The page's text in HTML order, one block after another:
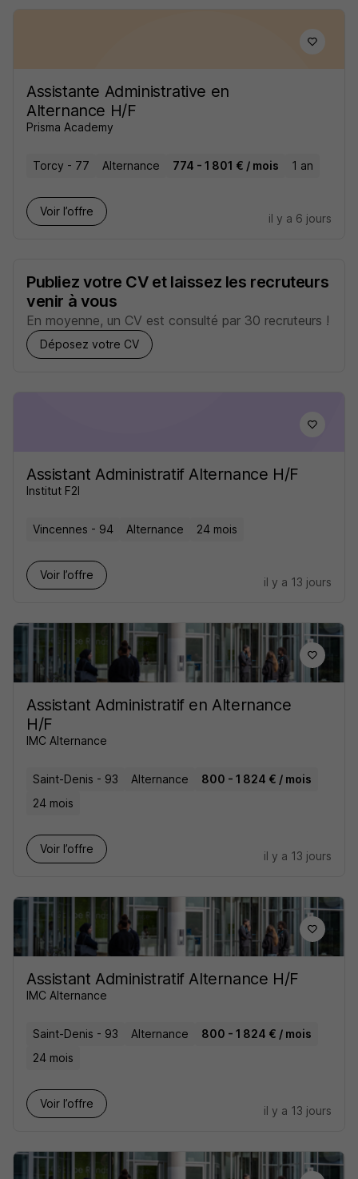
Assistante Administrative en
Alternance H/F
Prisma Academy
Torcy - 77 Alternance 774 - 1 801 € / mois 1 an
Voir l’offre
il y a 6 jours
Publiez votre CV et laissez les recruteurs
venir à vous
En moyenne, un CV est consulté par 30 recruteurs !
Déposez votre CV
Assistant Administratif Alternance H/F
Institut F2I
Vincennes - 94 Alternance 24 mois
Voir l’offre
il y a 13 jours
Assistant Administratif en Alternance
H/F
IMC Alternance
Saint-Denis - 93 Alternance
800 - 1 824 € / mois
24 mois
Voir l’offre
il y a 13 jours
Assistant Administratif Alternance H/F
IMC Alternance
Saint-Denis - 93 Alternance
800 - 1 824 € / mois
24 mois
Voir l’offre
il y a 13 jours